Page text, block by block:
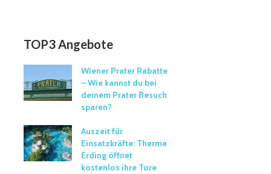
TOP3 Angebote
Wiener Prater Rabatte
– Wie kannst du bei
deinem Prater Besuch
sparen?
Auszeit für
Einsatzkräfte: Therme
Erding öffnet
kostenlos ihre Tore